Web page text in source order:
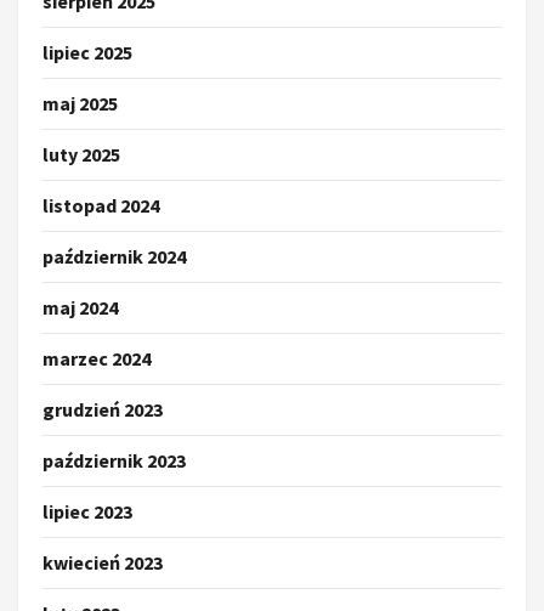
lipiec 2025
maj 2025
luty 2025
listopad 2024
październik 2024
maj 2024
marzec 2024
grudzień 2023
październik 2023
lipiec 2023
kwiecień 2023